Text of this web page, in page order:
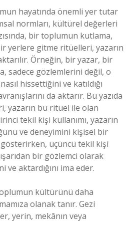
hayatında önemli yer tutar
normları, kültürel değerleri
bir toplumun kutlama,
yerlere gitme ritüelleri, yazarın
Örneğin, bir yazar, bir
sadece gözlemlerini değil, o
hissettiğini ve katıldığı
da aktarır. Bu yazıda
yazarın bu ritüel ile olan
tekil kişi kullanımı, yazarın
ve deneyimini kişisel bir
gösterirken, üçüncü tekil kişi
bir gözlemci olarak
aktardığını ima eder.
kültürünü daha
olanak tanır. Gezi
yerin, mekânın veya